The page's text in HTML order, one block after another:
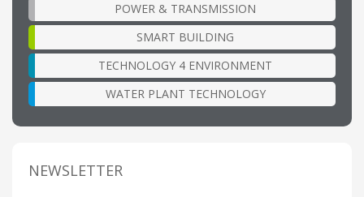
POWER & TRANSMISSION
SMART BUILDING
TECHNOLOGY 4 ENVIRONMENT
WATER PLANT TECHNOLOGY
NEWSLETTER